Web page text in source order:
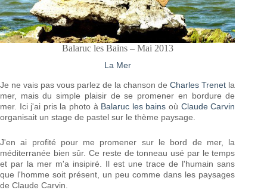
Balaruc les Bains – Mai 2013
La Mer
Je ne vais pas vous parlez de la chanson deCharles Trenet la
mer, mais du simple plaisir de se promener en bordure de
mer. Ici j'ai pris la photo à Balaruc les bains où Claude Carvin
organisait un stage de pastel sur le thème paysage.
J'en ai profité pour me promener sur le bord de mer, la
méditerranée bien sûr. Ce reste de tonneau usé par le temps
et par la mer m'a insipiré. Il est une trace de l'humain sans
que l'homme soit présent, un peu comme dans les paysages
de Claude Carvin.